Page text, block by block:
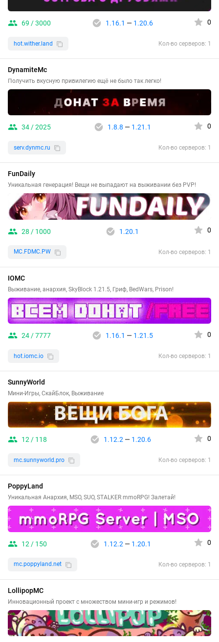
69 / 3000 1.16.1 — 1.20.6 0
hot.wither.land Кол-во серверов: 1
DynamiteMc
Получить вкусную привилегию ещё не было так легко!
34 / 2025 1.8.8 — 1.21.1 0
serv.dynmc.ru Кол-во серверов: 1
FunDaily
Уникальная генерация! Вещи не выпадают на выживании без PVP!
28 / 1000 1.20.1 0
MC.FDMC.PW Кол-во серверов: 1
IOMC
Выживание, анархия, SkyBlock 1.21.5, Гриф, BedWars, Prison!
24 / 7777 1.16.1 — 1.21.5 0
hot.iomc.io Кол-во серверов: 1
SunnyWorld
Мини-Игры, СкайБлок, Выживание
12 / 118 1.12.2— 1.20.6 0
mc.sunnyworld.pro Кол-во серверов: 1
PoppyLand
Уникальная Анархия, MSO, SUO, STALKER mmoRPG! Залетай!
12 / 150 1.12.2 — 1.20.1 0
mc.poppyland.net Кол-во серверов: 1
LollipopMC
Инновационный проект с множеством мини-игр и режимов!